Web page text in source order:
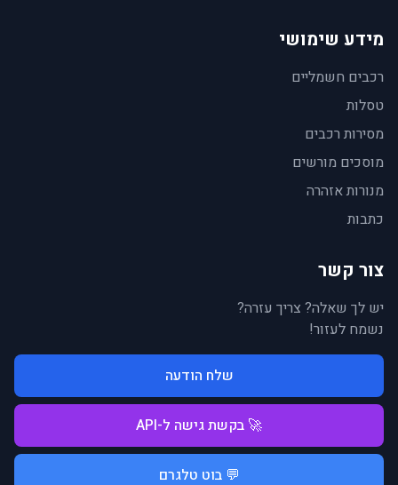
מידע שימושי
רכבים חשמליים
טסלות
מסירות רכבים
מוסכים מורשים
מנורות אזהרה
כתבות
צור קשר
יש לך שאלה? צריך עזרה?
נשמח לעזור!
שלח הודעה
🚀 בקשת גישה ל-API
💬 בוט טלגרם